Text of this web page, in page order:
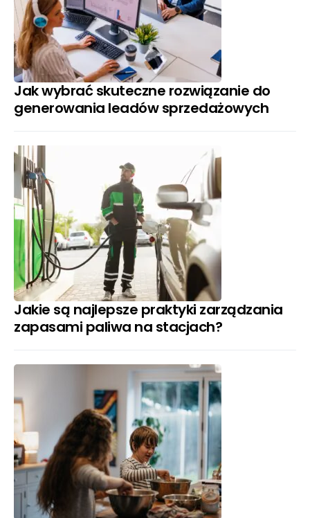
Jak wybrać skuteczne rozwiązanie do
generowania leadów sprzedażowych
Jakie są najlepsze praktyki zarządzania
zapasami paliwa na stacjach?